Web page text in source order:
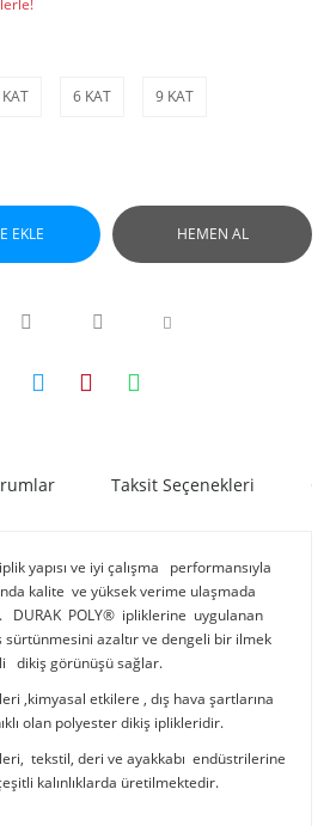
6 KAT 9 KAT
EKLE HEMEN AL
Taksit Seçenekleri
yapısı ve iyi çalışma performansıyla
kalite ve yüksek verime ulaşmada
DURAK POLY® ipliklerine uygulanan
azaltır ve dengeli bir ilmek
dikiş görünüşü sağlar.
,kimyasal etkilere , dış hava şartlarına
olan polyester dikiş iplikleridir.
tekstil, deri ve ayakkabı endüstrilerine
kalınlıklarda üretilmektedir.